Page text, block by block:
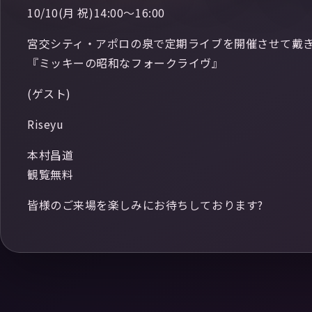
10/10(月 祝)14:00～16:00
宮交シティ・アポロの泉で定期ライブを開催させて戴
『ミッキーの昭和なフォークライヴ』
(ゲスト)
Riseyu
本村昌道
観覧無料
皆様のご来場を楽しみにお待ちしております?